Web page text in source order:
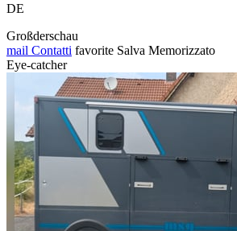
DE
Großderschau
mail Contatti favorite Salva Memorizzato
Eye-catcher